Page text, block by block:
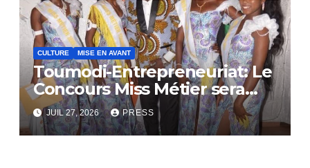
CULTURE MISE EN AVANT
Toumodi-Entrepreneuriat: Le
Concours Miss Métier sera
bientôt lance.
JUIL 27, 2026 PRESS